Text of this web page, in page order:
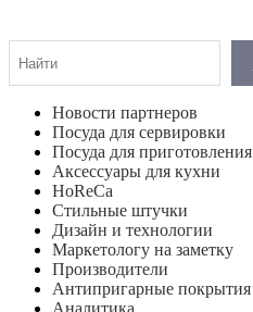
Новости партнеров
Посуда для сервировки
Посуда для приготовления
Аксессуары для кухни
HoReCa
Стильные штучки
Дизайн и технологии
Маркетологу на заметку
Производители
Антипригарные покрытия
Аналитика